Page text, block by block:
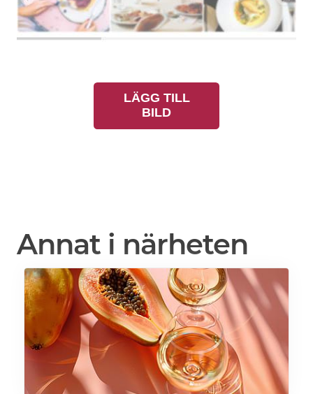
LÄGG TILL
BILD
Annat i närheten